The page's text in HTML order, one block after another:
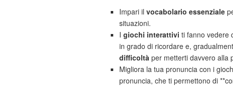
Impari il vocabolario essenziale
situazioni.
I giochi interattivi ti fanno vedere
in grado di ricordare e,
difficoltà per metterti davvero alla
Migliora la tua pronuncia con i
pronuncia, che ti permettono di